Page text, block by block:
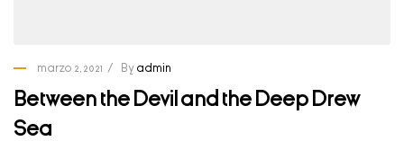
marzo 2, 2021 By admin
Between the Devil and the Deep Drew
Sea